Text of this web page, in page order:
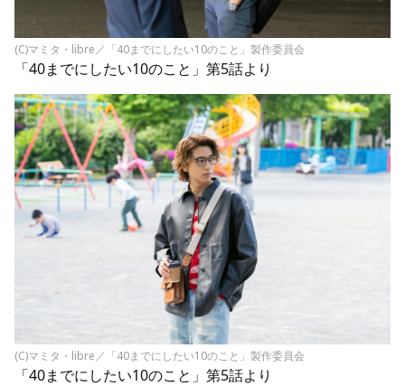
(C)マミタ・libre／「40までにしたい10のこと」製作委員会
「40までにしたい10のこと」第5話より
(C)マミタ・libre／「40までにしたい10のこと」製作委員会
「40までにしたい10のこと」第5話より